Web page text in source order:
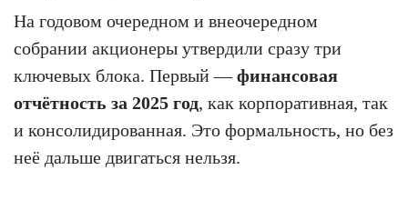
На годовом очередном и внеочередном
собрании акционеры утвердили сразу три
ключевых блока. Первый —финансовая
отчётность за 2025 год, как корпоративная, так
и консолидированная. Это формальность, но без
неё дальше двигаться нельзя.